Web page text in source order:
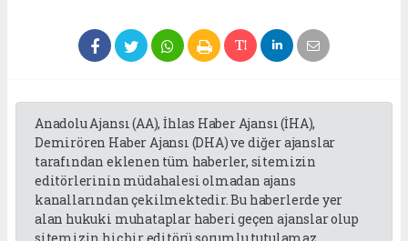
Anadolu Ajansı (AA), İhlas Haber Ajansı (İHA),
Demirören Haber Ajansı (DHA) ve diğer ajanslar
tarafından eklenen tüm haberler, sitemizin
editörlerinin müdahalesi olmadan ajans
kanallarından çekilmektedir. Bu haberlerde yer
alan hukuki muhataplar haberi geçen ajanslar olup